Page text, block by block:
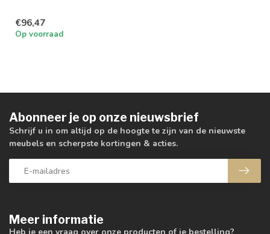
€96,47
Op voorraad
Meer informatie
Abonneer je op onze nieuwsbrief
Schrijf u in om altijd op de hoogte te zijn van de nieuwste
meubels en scherpste kortingen & acties.